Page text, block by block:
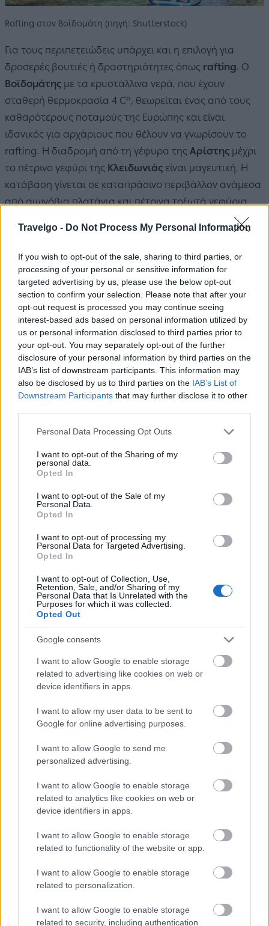
Travelgo - Do Not Process My Personal Information
If you wish to opt-out of the sale, sharing to third parties, or
processing of your personal or sensitive information for
targeted advertising by us, please use the below opt-out
section to confirm your selection. Please note that after your
opt-out request is processed you may continue seeing
interest-based ads based on personal information utilized by
us or personal information disclosed to third parties prior to
your opt-out. You may separately opt-out of the further
disclosure of your personal information by third parties on the
IAB’s list of downstream participants. This information may
also be disclosed by us to third parties on the IAB’s List of
Downstream Participants that may further disclose it to other
Please note that this website/app uses one or more Google
not limited to your visit or usage behaviour. You may click to
grant or deny consent to Google and its third-party tags to
use your data for below specified purposes in below Google
consent section.
Personal Data Processing Opt Outs
I want to opt-out of the Sharing of my
personal data.
Opted In
I want to opt-out of the Sale of my
Personal Data.
Opted In
I want to opt-out of processing my
Personal Data for Targeted Advertising.
Opted In
I want to opt-out of Collection, Use,
Retention, Sale, and/or Sharing of my
Personal Data that Is Unrelated with the
Purposes for which it was collected.
Opted Out
Google consents
I want to allow Google to enable storage
related to advertising like cookies on web or
device identifiers in apps.
I want to allow my user data to be sent to
Google for online advertising purposes.
I want to allow Google to send me
personalized advertising.
I want to allow Google to enable storage
related to analytics like cookies on web or
device identifiers in apps.
I want to allow Google to enable storage
related to functionality of the website or app.
I want to allow Google to enable storage
related to personalization.
I want to allow Google to enable storage
related to security, including authentication
Rafting στον Βοϊδομάτη (πηγή: Shutterstock)
Για τους περιπετειώδεις υπάρχει και η επιλογή για
δροσερές βουτιές ή δραστηριότητες όπως rafting. Ο
Βοϊδομάτης με τα κρυστάλλινα νερά, που έχουν
σταθερή θερμοκρασία 4 C°, θεωρείται ένας από τους
καθαρότερους ποταμούς της Ευρώπης και είναι
ιδανικός για αρχάριους που θέλουν να γνωρίσουν το
rafting. Η διαδρομή από τη γέφυρα της Αρίστης μέχρι
το πέτρινο γεφύρι της Κλειδωνιάς είναι μαγευτική. Η
κατάβαση γίνεται σε καταπράσινο περιβάλλον ανάμεσα
από αιωνόβια πλατάνια και πέτρινα τοξωτά γεφύρια.
Διασχίζοντας το φαράγγι του Βίκου
Πανόραμα της χαράδρας του Βίκου (πηγή: Shutterstock)
Ζαγόρι. Πρόκειται για μια μαγευτική τοποθεσία με
μεγάλη οικολογική αξία, ενώ κατέχει μία θέση στο βιβλίο
Guinness ως το φαράγγι με το μικρότερο άνοιγμα στον
κόσμο. Καλύτερη εποχή για τη διάσχιση του Βίκου είναι
έμπειρου συνοδού. Θα κοπιάσετε (η διάρκεια της
διαδρομής είναι τουλάχιστον 5 ώρες), αλλά θα
ανταμειφθείτε με εικόνες απίστευτης ομορφιάς. Η
κλασική διαδρομή ξεκινά από το Μονοδένδρικαι
καταλήγει στο χωριόΒίκος(ή το αντίστροφο) και είναι
ιδανική για εκείνους που αγαπούν τις δροσερές
πεζοπορίες μέσ στην πυκνή βλάστηση και την
παρατήρηση βοτάνων. Οι γενναίοι μπορούν να
βουτήξουν κιόλας στα παγωμένα νερά του Βοϊδομάτη.
Μια μυθική Δρακόλιμνη
Η Δρακόλιμνη Τύμφης είναι μία από τις γνωστότερες αλπικές
λίμνες της Ελλάδας (πηγή: Shutterstock)